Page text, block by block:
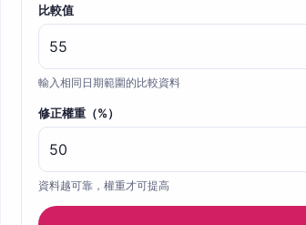
比較值
輸入相同日期範圍的比較資料
修正權重（%）
資料越可靠，權重才可提高